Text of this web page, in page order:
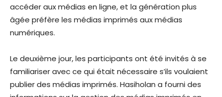
accéder aux médias en ligne, et la génération plus
âgée préfère les médias imprimés aux médias
numériques.
Le deuxième jour, les participants ont été invités à se
familiariser avec ce qui était nécessaire s’ils voulaient
publier des médias imprimés. Hasiholan a fourni des